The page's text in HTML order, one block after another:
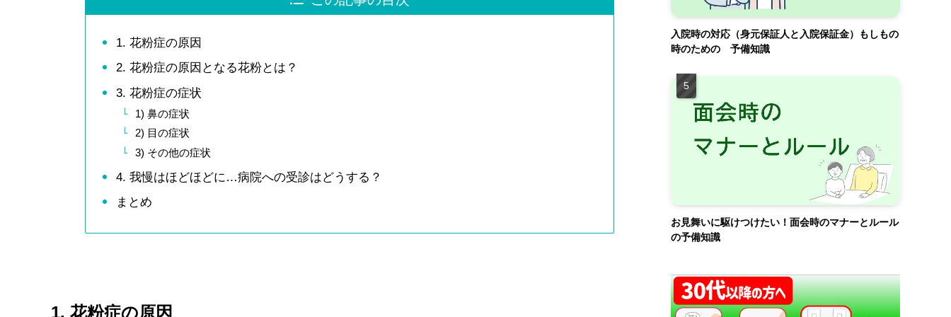
1. 花粉症の原因
2. 花粉症の原因となる花粉とは？
3. 花粉症の症状
1) 鼻の症状
2) 目の症状
3) その他の症状
4. 我慢はほどほどに…病院への受診はどうする？
まとめ
1. 花粉症の原因
入院時の対応（身元保証人と入院保証金）もしもの
時のための 予備知識
お見舞いに駆けつけたい！面会時のマナーとルール
の予備知識